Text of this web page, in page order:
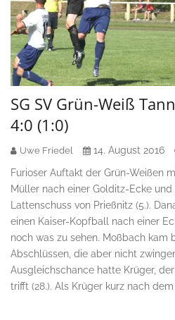
SG SV Grün-Weiß
4:0 (1:0)
Uwe Friedel
14. August 2016
Furioser Auftakt der Grün-Weißen
Müller nach einer Golditz-Ecke
Lattenschuss von Prießnitz (5.).
einen Kaiser-Kopfball nach einer
noch was zu sehen. Moßbach kam
Abschlüssen, die aber nicht
Ausgleichschance hatte Krüger,
trifft (28.). Als Krüger kurz nach dem